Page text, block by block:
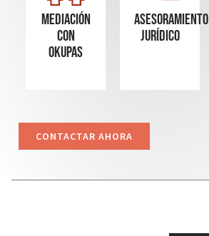
Mediación
con
okupas
Asesoramiento
Jurídico
CONTACTAR AHORA